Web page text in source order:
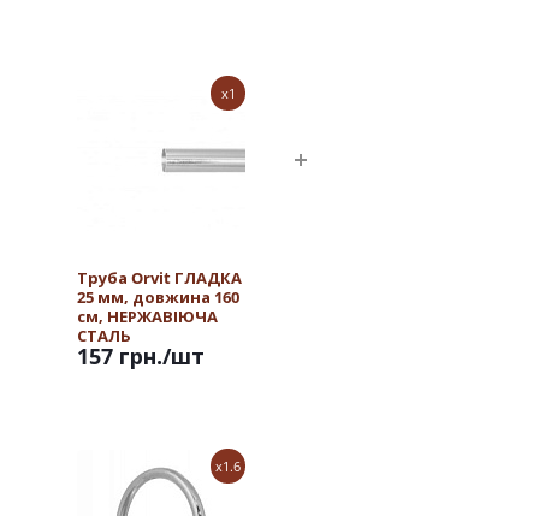
x1
Труба Orvit ГЛАДКА
25 мм, довжина 160
см, НЕРЖАВІЮЧА
СТАЛЬ
157 грн./шт
x1.6